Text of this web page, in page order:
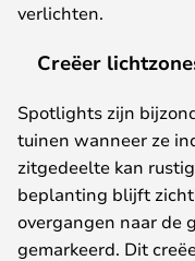
verlichten.
Creëer
Spotlights zijn
tuinen wanneer ze
zitgedeelte kan
beplanting blijft
overgangen naar de
gemarkeerd. Dit